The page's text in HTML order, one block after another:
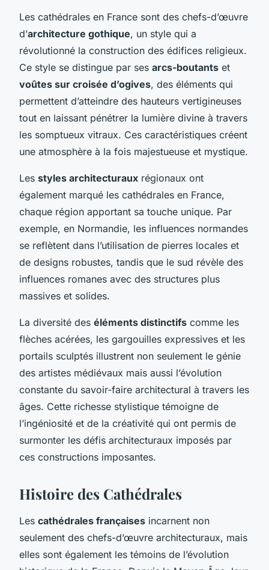
Les cathédrales en France sont des chefs-d’œuvre
d’architecture gothique, un style qui a
révolutionné la construction des édifices religieux.
Ce style se distingue par ses arcs-boutants et
voûtes sur croisée d’ogives, des éléments qui
permettent d’atteindre des hauteurs vertigineuses
tout en laissant pénétrer la lumière divine à travers
les somptueux vitraux. Ces caractéristiques créent
une atmosphère à la fois majestueuse et mystique.
Les styles architecturaux régionaux ont
également marqué les cathédrales en France,
chaque région apportant sa touche unique. Par
exemple, en Normandie, les influences normandes
se reflètent dans l’utilisation de pierres locales et
de designs robustes, tandis que le sud révèle des
influences romanes avec des structures plus
massives et solides.
La diversité des éléments distinctifs comme les
flèches acérées, les gargouilles expressives et les
portails sculptés illustrent non seulement le génie
des artistes médiévaux mais aussi l’évolution
constante du savoir-faire architectural à travers les
âges. Cette richesse stylistique témoigne de
l’ingéniosité et de la créativité qui ont permis de
surmonter les défis architecturaux imposés par
ces constructions imposantes.
Histoire des Cathédrales
Les cathédrales françaises incarnent non
seulement des chefs-d’œuvre architecturaux, mais
elles sont également les témoins de l’évolution